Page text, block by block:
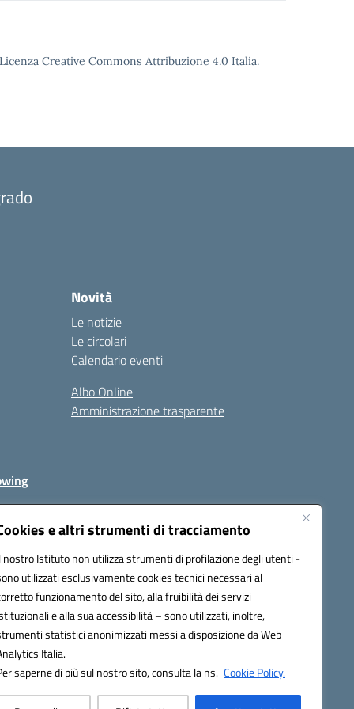
e altri strumenti di tracciamento
nostro Istituto non utilizza strumenti di profilazione degli utenti -
utilizzati esclusivamente cookies tecnici necessari al
funzionamento del sito, alla fruibilità dei servizi
e alla sua accessibilità – sono utilizzati, inoltre,
statistici anonimizzati messi a disposizione da Web
Italia.
saperne di più sul nostro sito, consulta la ns. Cookie Policy.
Creative Commons Attribuzione 4.0 Italia.
Novità
Le notizie
Le circolari
Calendario eventi
Albo Online
Amministrazione trasparente